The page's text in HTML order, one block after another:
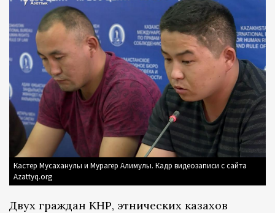
Кастер Мусаханулы и Мурагер Алимулы. Кадр видеозаписи с сайта
Azattyq.org
Двух граждан КНР, этнических казахов